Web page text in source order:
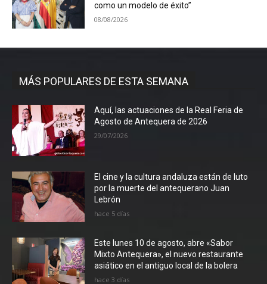
como un modelo de éxito”
08/08/2026
MÁS POPULARES DE ESTA SEMANA
Aquí, las actuaciones de la Real Feria de
Agosto de Antequera de 2026
29/07/2026
El cine y la cultura andaluza están de luto
por la muerte del antequerano Juan
Lebrón
hace 5 días
Este lunes 10 de agosto, abre «Sabor
Mixto Antequera», el nuevo restaurante
asiático en el antiguo local de la bolera
hace 3 días